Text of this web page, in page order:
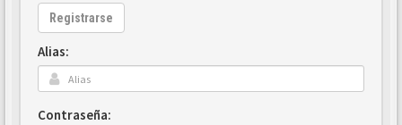
Registrarse
Alias:
Contraseña: